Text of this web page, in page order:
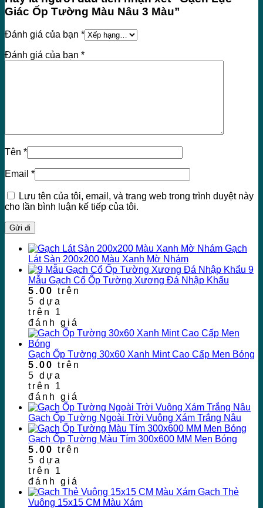
Giác Ốp Tường Màu Nâu 3 Màu”
Đánh giá của bạn *
Đánh giá của bạn *
Tên *
Email *
Lưu tên của tôi, email, và trang web trong trình duyệt này
cho lần bình luận kế tiếp của tôi.
Gạch
Lát Sàn 200x200 Màu Xanh Mờ Nhám
9
Mẫu Gạch Cổ Ốp Tường Xương Đá Nhập Khẩu
5.00 trên
5 dựa
trên 1
đánh giá
Gạch Ốp Tường 30x60 Xanh Mint Cao Cấp Men Bóng
5.00 trên
5 dựa
trên 1
đánh giá
Gạch Ốp Tường Ngoài Trời Vuông Xám Trắng Nâu
Gạch Ốp Tường Màu Tím 300x600 MM Men Bóng
5.00 trên
5 dựa
trên 1
đánh giá
Gạch Thẻ
Vuông 15x15 CM Màu Xám